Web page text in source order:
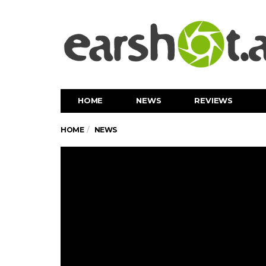
HOME NEWS REVIEWS
HOME NEWS